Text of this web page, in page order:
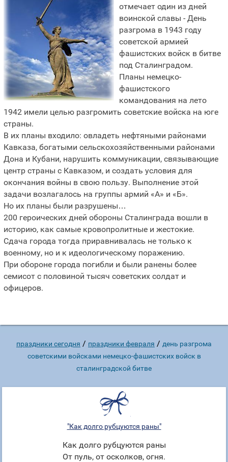
отмечает один из дней
воинской славы - День
разгрома в 1943 году
советской армией
фашистских войск в битве
под Сталинградом.
Планы немецко-
фашистского
командования на лето
1942 имели целью разгромить советские войска на юге
страны.
В их планы входило: овладеть нефтяными районами
Кавказа, богатыми сельскохозяйственными районами
Дона и Кубани, нарушить коммуникации, связывающие
центр страны с Кавказом, и создать условия для
окончания войны в свою пользу. Выполнение этой
задачи возлагалось на группы армий «А» и «Б».
Но их планы были разрушены…
200 героических дней обороны Сталинграда вошли в
историю, как самые кровопролитные и жестокие.
Сдача города тогда приравнивалась не только к
военному, но и к идеологическому поражению.
При обороне города погибли и были ранены более
семисот с половиной тысяч советских солдат и
офицеров.
праздники сегодня / праздники февраля / день разгрома
советскими войсками немецко-фашистских войск в
сталинградской битве
"Как долго рубцуются раны"
Как долго рубцуются раны
От пуль, от осколков, огня.